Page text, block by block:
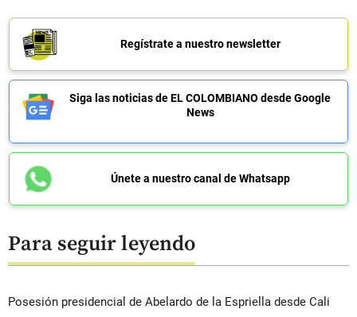
Regístrate a nuestro newsletter
Siga las noticias de EL COLOMBIANO desde Google
News
Únete a nuestro canal de Whatsapp
Para seguir leyendo
Posesión presidencial de Abelardo de la Espriella desde Cali